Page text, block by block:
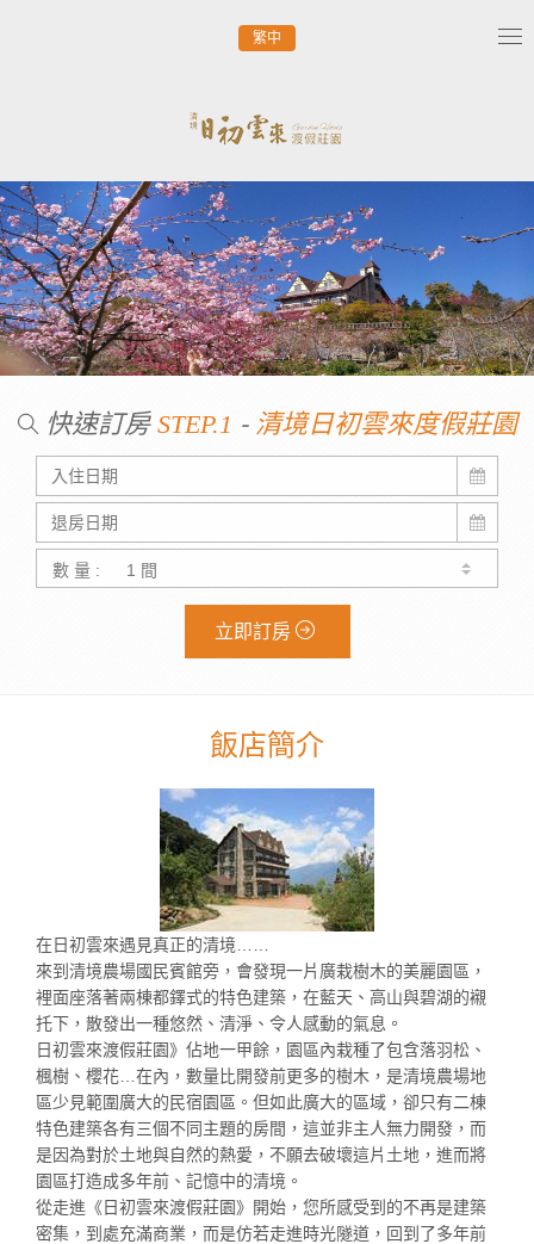
繁中
快速訂房 STEP.1 - 清境日初雲來度假莊園
數 量 :
立即訂房
飯店簡介
在日初雲來遇見真正的清境……
來到清境農場國民賓館旁，會發現一片廣栽樹木的美麗園區，
裡面座落著兩棟都鐸式的特色建築，在藍天、高山與碧湖的襯
托下，散發出一種悠然、清淨、令人感動的氣息。
日初雲來渡假莊園》佔地一甲餘，園區內栽種了包含落羽松、
楓樹、櫻花…在內，數量比開發前更多的樹木，是清境農場地
區少見範圍廣大的民宿園區。但如此廣大的區域，卻只有二棟
特色建築各有三個不同主題的房間，這並非主人無力開發，而
是因為對於土地與自然的熱愛，不願去破壞這片土地，進而將
園區打造成多年前、記憶中的清境。
從走進《日初雲來渡假莊園》開始，您所感受到的不再是建築
密集，到處充滿商業，而是仿若走進時光隧道，回到了多年前